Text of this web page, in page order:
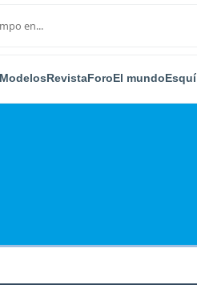
ModelosRevistaForoEl mundoEsquí